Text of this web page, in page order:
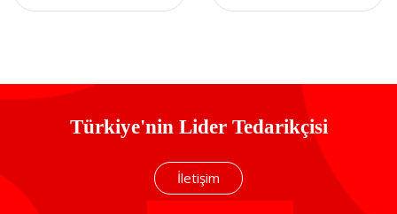
Kablosuz Şarj Cihazı
Türkiye'nin Lider Tedarikçisi
İletişim